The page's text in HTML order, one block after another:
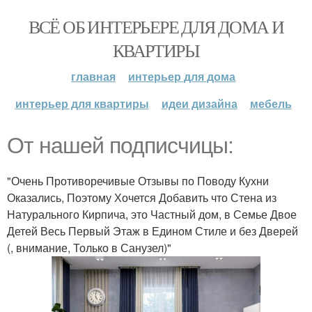
ВСЁ ОБ ИНТЕРЬЕРЕ ДЛЯ ДОМА И
КВАРТИРЫ
главная
интерьер для дома
интерьер для квартиры
идеи дизайна мебель
От нашей подписчицы:
"Очень Противоречивые Отзывы по Поводу Кухни
Оказались, Поэтому Хочется Добавить что Стена из
Натурального Кирпича, это Частный дом, в Семье Двое
Детей Весь Первый Этаж в Едином Стиле и без Дверей
(, внимание, Только в Санузел)"